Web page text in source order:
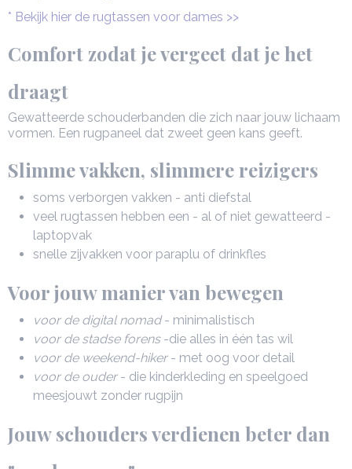
* Bekijk hier de rugtassen voor dames >>
Comfort zodat je vergeet dat je het
draagt
Gewatteerde schouderbanden die zich naar jouw lichaam
vormen. Een rugpaneel dat zweet geen kans geeft.
Slimme vakken, slimmere reizigers
soms verborgen vakken - anti diefstal
veel rugtassen hebben een - al of niet gewatteerd -
laptopvak
snelle zijvakken voor paraplu of drinkfles
Voor jouw manier van bewegen
voor de digital nomad- minimalistisch
voor de stadse forens-die alles in één tas wil
voor de weekend-hiker - met oog voor detail
voor de ouder- die kinderkleding en speelgoed
meesjouwt zonder rugpijn
Jouw schouders verdienen beter dan